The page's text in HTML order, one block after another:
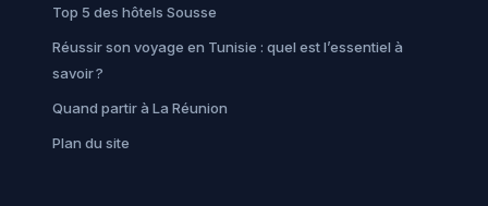
Top 5 des hôtels Sousse
Réussir son voyage en Tunisie : quel est l’essentiel à
savoir ?
Quand partir à La Réunion
Plan du site